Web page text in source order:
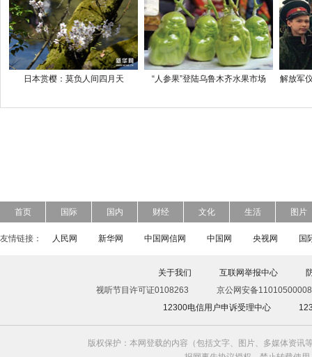
日本赏樱：莫负人间四月天 “人参果”登陆乌鲁木齐水果市场 解放军
首页 国际 国内 财经 文化 生活 图片
友情链接： 人民网 新华网 中国网信网 中国网 央视网 国
关于我们 互联网举报中心
视听节目许可证0108263
京公网安备
12300电信用户申诉受理中心
版权保护：本网登载的内容（包括文字、图片、多媒体资